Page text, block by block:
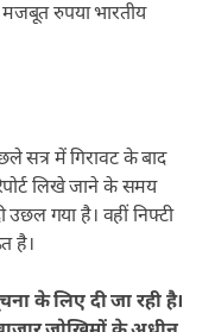
रुपया भारतीय
सत्र में गिरावट के बाद
लिखे जाने के समय
उछल गया है। वहीं निफ्टी
है।
के लिए दी जा रही है।